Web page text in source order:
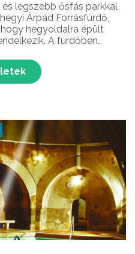
legszebb ősfás parkkal
Árpád Forrásfürdő,
hegyoldalra épült
A fürdőben
egész évben.